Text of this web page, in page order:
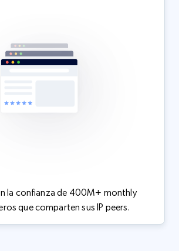
la confianza de 400M+ monthly
que comparten sus IP peers.